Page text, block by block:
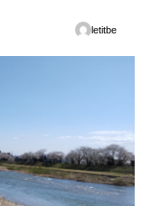
letitbe